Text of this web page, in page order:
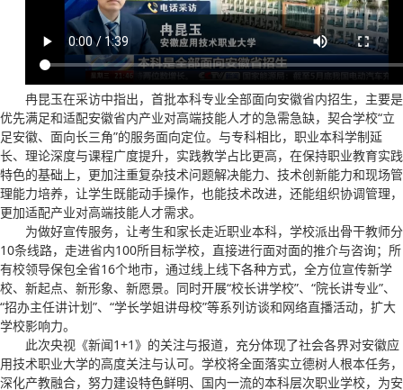
冉昆玉在采访中指出，首批本科专业全部面向安徽省内招生，主要是
优先满足和适配安徽省内产业对高端技能人才的急需急缺，契合学校“立
足安徽、面向长三角”的服务面向定位。与专科相比，职业本科学制延
长、理论深度与课程广度提升，实践教学占比更高，在保持职业教育实践
特色的基础上，更加注重复杂技术问题解决能力、技术创新能力和现场管
理能力培养，让学生既能动手操作，也能技术改进，还能组织协调管理，
更加适配产业对高端技能人才需求。
为做好宣传服务，让考生和家长走近职业本科，学校派出骨干教师分
10条线路，走进省内100所目标学校，直接进行面对面的推介与咨询；所
有校领导保包全省16个地市，通过线上线下各种方式，全方位宣传新学
校、新起点、新形象、新愿景。同时开展“校长讲学校”、“院长讲专业”、
“招办主任讲计划”、“学长学姐讲母校”等系列访谈和网络直播活动，扩大
学校影响力。
此次央视《新闻1+1》的关注与报道，充分体现了社会各界对安徽应
用技术职业大学的高度关注与认可。学校将全面落实立德树人根本任务，
深化产教融合，努力建设特色鲜明、国内一流的本科层次职业学校，为安